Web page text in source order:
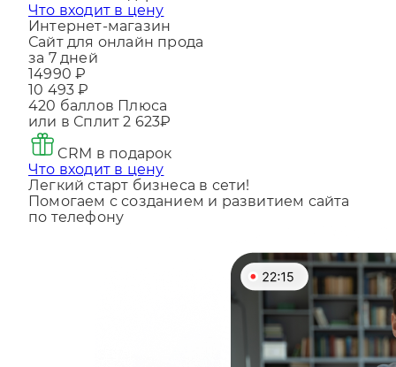
CRM в подарок
Что входит в цену
Интернет-магазин
Сайт для онлайн прода
за 7 дней
14990 ₽
10 493 ₽
420 баллов Плюса
или в Сплит
CRM в подарок
Что входит в цену
Легкий старт бизнеса в сети!
Помогаем с созданием и развитием сайта